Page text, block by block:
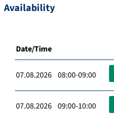
Availability
Date/Time
07.08.2026 08:00-09:00
07.08.2026 09:00-10:00